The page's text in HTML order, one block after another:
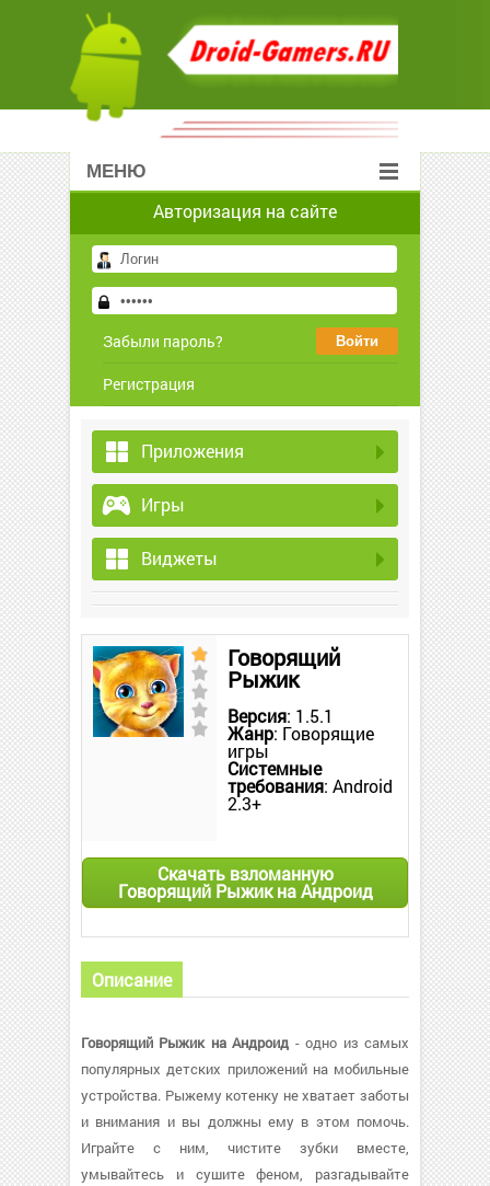
МЕНЮ
Авторизация на сайте
Забыли пароль?
Регистрация
Приложения
Игры
Виджеты
Говорящий
Рыжик
Версия: 1.5.1
Жанр: Говорящие
игры
Системные
требования: Android
2.3+
Скачать взломанную
Говорящий Рыжик на Андроид
Описание
Говорящий Рыжик на Андроид - одно из самых
популярных детских приложений на мобильные
устройства. Рыжему котенку не хватает заботы
и внимания и вы должны ему в этом помочь.
Играйте с ним, чистите зубки вместе,
умывайтесь и сушите феном, разгадывайте